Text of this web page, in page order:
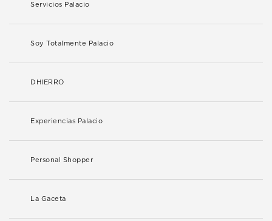
Servicios Palacio
Soy Totalmente Palacio
DHIERRO
Experiencias Palacio
Personal Shopper
La Gaceta